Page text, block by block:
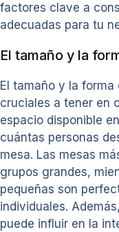
factores clave a
adecuadas para tu
El tamaño y la
El tamaño y la
cruciales a tener en
espacio disponible
cuántas personas
mesa. Las mesas
grupos grandes,
pequeñas son
individuales.
puede influir en la